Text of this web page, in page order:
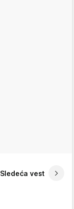
Sledeća vest